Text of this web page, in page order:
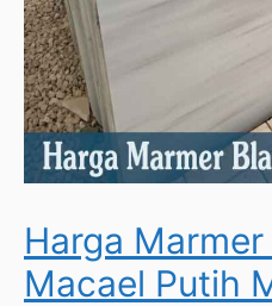
Harga
Macael Putih